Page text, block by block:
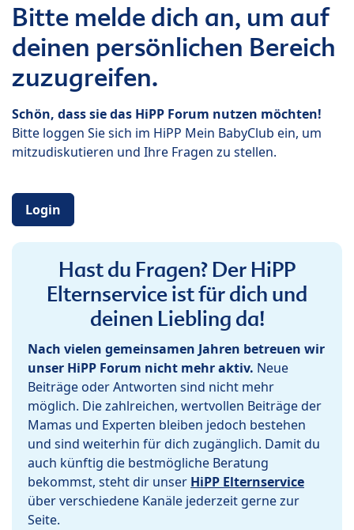
Bitte melde dich an, um auf
deinen persönlichen Bereich
zuzugreifen.
Schön, dass sie das HiPP Forum nutzen möchten!
Bitte loggen Sie sich im HiPP Mein BabyClub ein, um
mitzudiskutieren und Ihre Fragen zu stellen.
Login
Hast du Fragen? Der HiPP
Elternservice ist für dich und
deinen Liebling da!
Nach vielen gemeinsamen Jahren betreuen wir
unser HiPP Forum nicht mehr aktiv. Neue
Beiträge oder Antworten sind nicht mehr
möglich. Die zahlreichen, wertvollen Beiträge der
Mamas und Experten bleiben jedoch bestehen
und sind weiterhin für dich zugänglich. Damit du
auch künftig die bestmögliche Beratung
bekommst, steht dir unser HiPP Elternservice
über verschiedene Kanäle jederzeit gerne zur
Seite.